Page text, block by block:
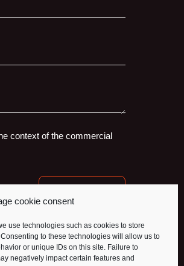
cookie consent
use technologies such as cookies to store
to these technologies will allow us to
or unique IDs on this site. Failure to
negatively impact certain features and
context of the commercial